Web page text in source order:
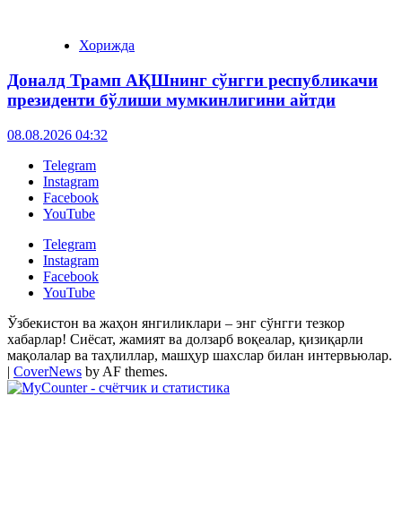
Хорижда
Доналд Трамп АҚШнинг сўнгги республикачи
президенти бўлиши мумкинлигини айтди
08.08.2026 04:32
Telegram
Instagram
Facebook
YouTube
Telegram
Instagram
Facebook
YouTube
Ўзбекистон ва жаҳон янгиликлари – энг сўнгги тезкор
хабарлар! Сиёсат, жамият ва долзарб воқеалар, қизиқарли
мақолалар ва таҳлиллар, машҳур шахслар билан интервьюлар.
| CoverNews by AF themes.